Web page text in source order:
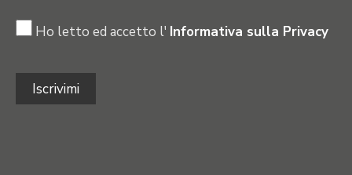
Ho letto ed accetto l' Informativa sulla Privacy